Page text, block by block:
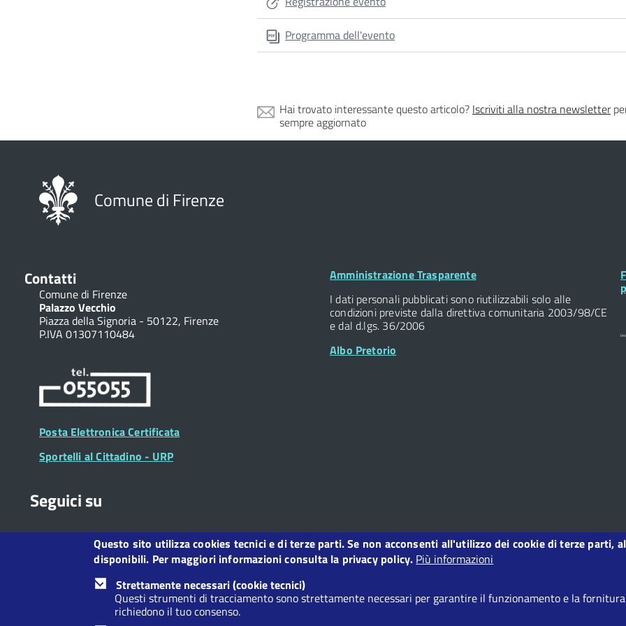
Programma dell'evento
Hai trovato interessante questo articolo? Iscriviti alla nostra newsletter
sempre aggiornato
Comune di Firenze
Contatti
Comune di Firenze
Palazzo Vecchio
Piazza della Signoria - 50122, Firenze
P.IVA 01307110484
Posta Elettronica Certificata
Sportelli al Cittadino - URP
Footer
Amministrazione Trasparente
I dati personali pubblicati sono riutilizzabili solo alle
condizioni previste dalla direttiva comunitaria 2003/98/CE
e dal d.lgs. 36/2006
Albo Pretorio
Seguici su
Collegamento
Facebook
Collegamento
a
Twitter
Collegamento
a
Instagram
Collegamento
a
You
Tube
Questo sito utilizza cookies tecnici e di terze parti. Se non acconsenti all'utilizzo dei cookie di terze parti,
disponibili. Per maggiori informazioni consulta la privacy policy. Più informazioni
Strettamente necessari (cookie tecnici)
Questi strumenti di tracciamento sono strettamente necessari per garantire il funzionamento e la
richiedono il tuo consenso.